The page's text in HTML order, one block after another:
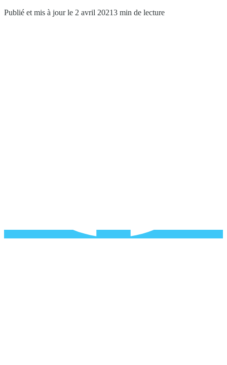
Publié et mis à jour le 2 avril 20213 min de lecture